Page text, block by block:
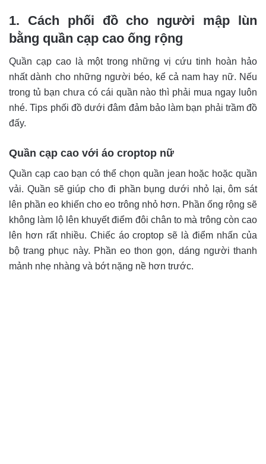
1. Cách phối đồ cho người mập lùn
bằng quần cạp cao ống rộng
Quần cạp cao là một trong những vị cứu tinh hoàn hảo
nhất dành cho những người béo, kể cả nam hay nữ. Nếu
trong tủ bạn chưa có cái quần nào thì phải mua ngay luôn
nhé. Tips phối đồ dưới đâm đảm bảo làm bạn phải trầm đồ
đấy.
Quần cạp cao với áo croptop nữ
Quần cạp cao bạn có thể chọn quần jean hoặc hoặc quần
vải. Quần sẽ giúp cho đi phần bụng dưới nhỏ lại, ôm sát
lên phần eo khiến cho eo trông nhỏ hơn. Phần ống rộng sẽ
không làm lộ lên khuyết điểm đôi chân to mà trông còn cao
lên hơn rất nhiều. Chiếc áo croptop sẽ là điểm nhấn của
bộ trang phục này. Phần eo thon gọn, dáng người thanh
mảnh nhẹ nhàng và bớt nặng nề hơn trước.